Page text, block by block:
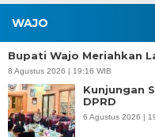
WAJO
Bupati Wajo Meriahkan
8 Agustus 2026 | 19:16 WIB
Kunjungan
DPRD
6 Agustus 2026 |